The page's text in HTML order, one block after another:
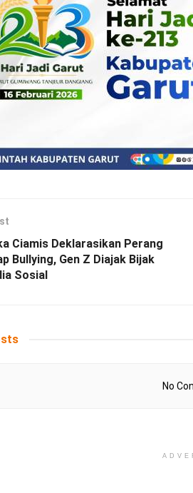
Ciamis Deklarasikan Perang
Bullying, Gen Z Diajak Bijak
Sosial
No